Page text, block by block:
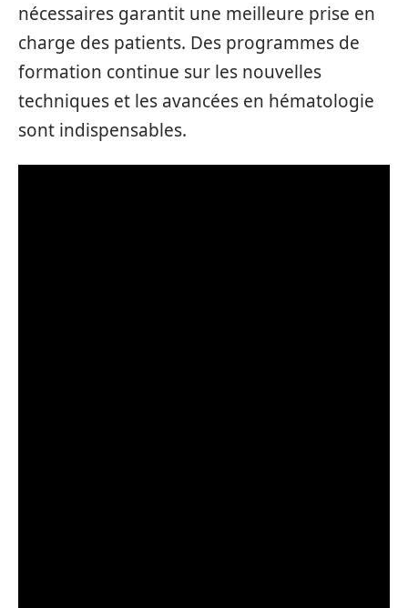
nécessaires garantit une meilleure prise en
charge des patients. Des programmes de
formation continue sur les nouvelles
techniques et les avancées en hématologie
sont indispensables.